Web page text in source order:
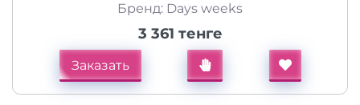
Бренд: Days weeks
3 361 тенге
Заказать